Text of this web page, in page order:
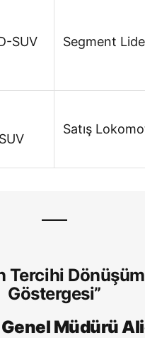
SUV Segment
Satış
Tercihi
Göstergesi”
Müdürü